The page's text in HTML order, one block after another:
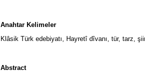
Anahtar Kelimeler
Klâsik Türk edebiyatı, Hayretî dîvanı, tür, tarz,
Abstract